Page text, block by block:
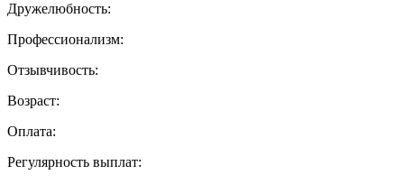
Дружелюбность:
Профессионализм:
Отзывчивость:
Возраст:
Оплата:
Регулярность выплат: